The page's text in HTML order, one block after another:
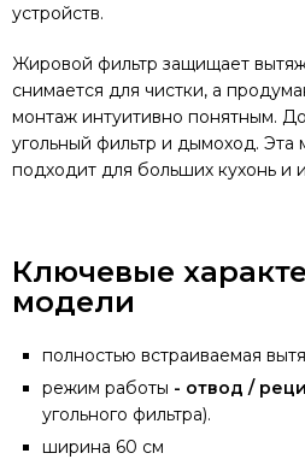
устройств.
Жировой фильтр защищает
снимается для чистки, а
монтаж интуитивно понятным.
угольный фильтр и дымоход. Эта
подходит для больших кухонь и
Ключевые
модели
полностью встраиваемая
режим работы - отвод /
угольного фильтра).
ширина 60 см